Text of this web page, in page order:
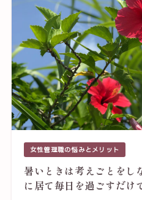
女性管理職の悩みとメリット
暑いときは考えごとを
に居て毎日を過ごすだけ